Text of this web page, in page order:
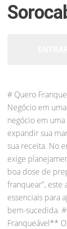
# Quero
Negócio em
negócio em
expandir sua
sua receita. No
exige
boa dose de
franquear", este
essenciais para
bem-sucedida.
Franqueável**